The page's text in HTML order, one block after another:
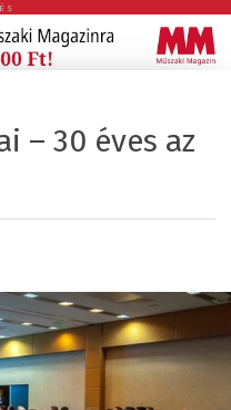
– 30 éves az